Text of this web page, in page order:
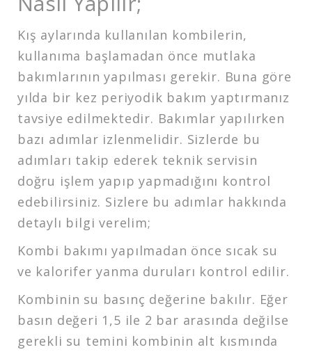
Kış aylarında kullanılan kombilerin,
kullanıma başlamadan önce mutlaka
bakımlarının yapılması gerekir. Buna göre
yılda bir kez periyodik bakım yaptırmanız
tavsiye edilmektedir. Bakımlar yapılırken
bazı adımlar izlenmelidir. Sizlerde bu
adımları takip ederek teknik servisin
doğru işlem yapıp yapmadığını kontrol
edebilirsiniz. Sizlere bu adımlar hakkında
detaylı bilgi verelim;
Kombi bakımı yapılmadan önce sıcak su
ve kalorifer yanma duruları kontrol edilir.
Kombinin su basınç değerine bakılır. Eğer
basın değeri 1,5 ile 2 bar arasında değilse
gerekli su temini kombinin alt kısmında